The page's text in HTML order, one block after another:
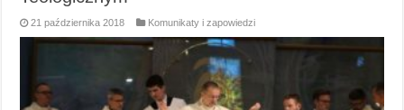
21 października 2018 Komunikaty i zapowiedzi